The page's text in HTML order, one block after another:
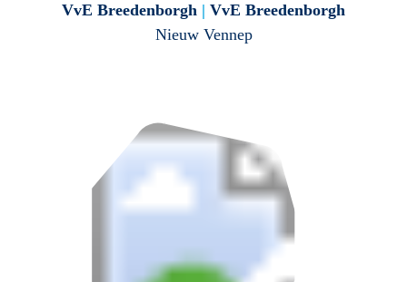
VvE Breedenborgh | VvE Breedenborgh
Nieuw Vennep